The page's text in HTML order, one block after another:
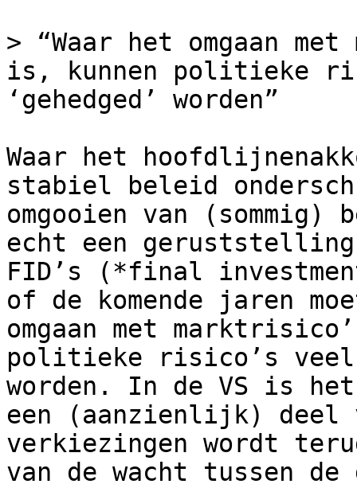
> “Waar het omgaan
is, kunnen politieke
‘gehedged’ worden”
Waar het
stabiel beleid
omgooien van
echt een
FID’s (*final
of de komende jaren
omgaan met
politieke risico’s veel
worden. In de VS is
een (aanzienlijk) deel
verkiezingen wordt
van de wacht tussen de